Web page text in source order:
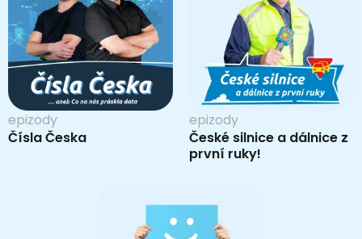
epizody
Čísla Česka
epizody
České silnice a dálnice z
první ruky!